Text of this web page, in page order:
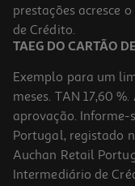
13,65 € PVP de editor
12,29 €
-10%
prestações acresce
de Crédito.
TAEG DO CARTÃO
Exemplo para um
meses. TAN 17,60
aprovação. Informe-
Portugal, registado
Auchan Retail
Intermediário de